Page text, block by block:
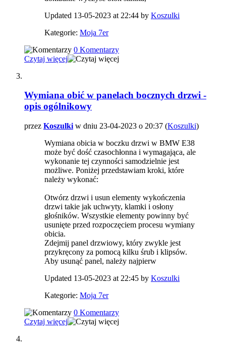
Updated 13-05-2023 at 22:44 by Koszulki
Kategorie: Moja 7er
0 Komentarzy
Czytaj więcej
Wymiana obić w panelach bocznych drzwi -
opis ogólnikowy
przez Koszulki w dniu 23-04-2023 o 20:37 (Koszulki)
Wymiana obicia w boczku drzwi w BMW E38
może być dość czasochłonna i wymagająca, ale
wykonanie tej czynności samodzielnie jest
możliwe. Poniżej przedstawiam kroki, które
należy wykonać:
Otwórz drzwi i usun elementy wykończenia
drzwi takie jak uchwyty, klamki i osłony
głośników. Wszystkie elementy powinny być
usunięte przed rozpoczęciem procesu wymiany
obicia.
Zdejmij panel drzwiowy, który zwykle jest
przykręcony za pomocą kilku śrub i klipsów.
Aby usunąć panel, należy najpierw
Updated 13-05-2023 at 22:45 by Koszulki
Kategorie: Moja 7er
0 Komentarzy
Czytaj więcej